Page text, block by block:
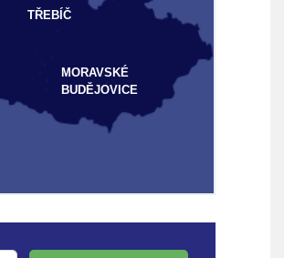
MORAVSKÉ
BUDĚJOVICE
TŘEBÍČ